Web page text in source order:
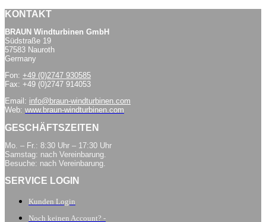
KONTAKT
BRAUN Windturbinen GmbH
Südstraße 19
57583 Nauroth
Germany
Fon: +49 (0)2747 930585
Fax: +49 (0)2747 914053
Email: info@braun-windturbinen.com
Web: www.braun-windturbinen.com
GESCHÄFTSZEITEN
Mo. – Fr.: 8:30 Uhr – 17:30 Uhr
Samstag: nach Vereinbarung.
Besuche: nach Vereinbarung.
SERVICE LOGIN
Kunden Login
Noch keinen Account? -